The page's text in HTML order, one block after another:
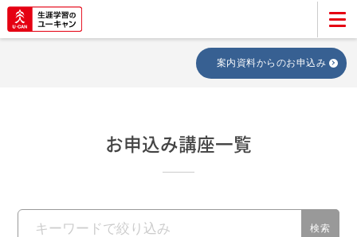
案内資料からのお申込み
お申込み講座一覧